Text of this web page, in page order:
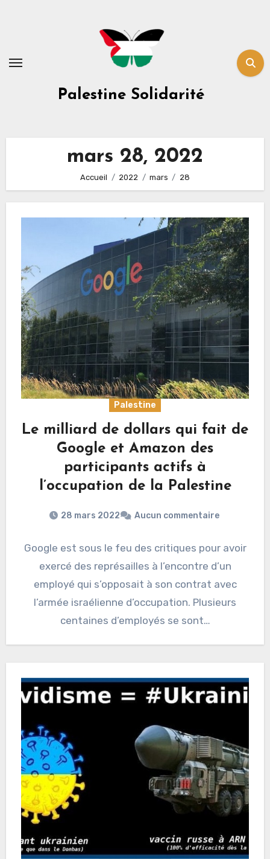
Palestine Solidarité
mars 28, 2022
Accueil 2022 mars 28
Palestine
Le milliard de dollars qui fait de
Google et Amazon des
participants actifs à
l’occupation de la Palestine
28 mars 2022 Aucun commentaire
Google est sous le feu des critiques pour avoir
exercé des représailles à l’encontre d’un
employé qui s’opposait à son contrat avec
l’armée israélienne d’occupation. Plusieurs
centaines d’employés se sont…